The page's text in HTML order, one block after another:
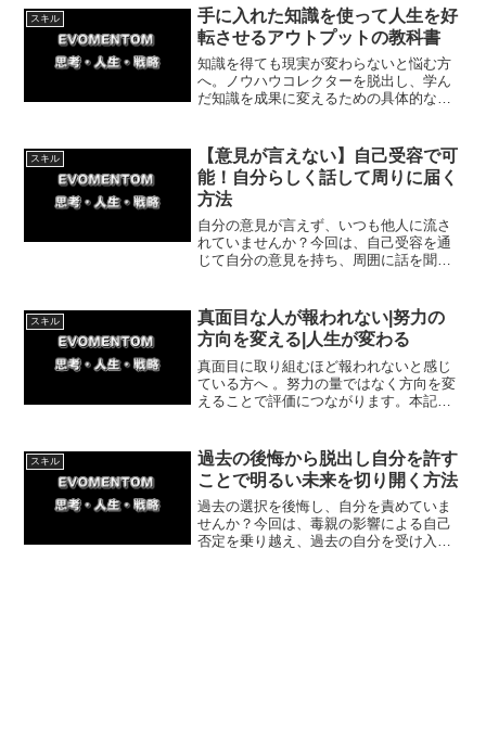
く継続する力を身につけましょう。
スキル
手に入れた知識を使って人生を好
転させるアウトプットの教科書
知識を得ても現実が変わらないと悩む方
へ。ノウハウコレクターを脱出し、学ん
だ知識を成果に変えるための具体的なア
る簡単な行動ステップを紹介。インプッ
トを行動に変えて人生を好転させましょ
う。
スキル
【意見が言えない】自己受容で可
能！自分らしく話して周りに届く
方法
自分の意見が言えず、いつも他人に流さ
れていませんか？今回は、自己受容を通
じて自分の意見を持ち、周囲に話を聞い
しく発言するための第一歩を今日から踏
み出しましょう。
スキル
真面目な人が報われない|努力の
方向を変える|人生が変わる
真面目に取り組むほど報われないと感じ
ている方へ 。努力の量ではなく方向を変
えることで評価につながります。本記事
体的に解説します。
スキル
過去の後悔から脱出し自分を許す
ことで明るい未来を切り開く方法
過去の選択を後悔し、自分を責めていま
せんか？今回は、毒親の影響による自己
否定を乗り越え、過去の自分を受け入れ